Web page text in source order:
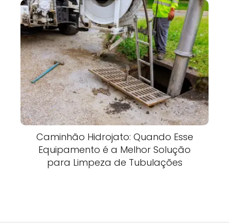
Caminhão Hidrojato: Quando Esse
Equipamento é a Melhor Solução
para Limpeza de Tubulações